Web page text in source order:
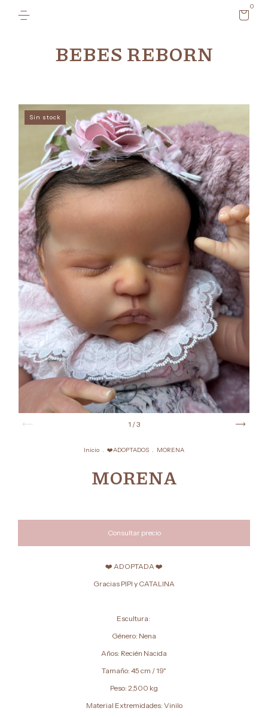
BEBES REBORN
0
Sin stock
1 /3
Inicio . ❤️ADOPTADOS . MORENA
MORENA
❤️ ADOPTADA ❤️
Gracias PIPI y CATALINA
Escultura:
Género: Nena
Años: Recién Nacida
Tamaño: 45 cm / 19"
Peso: 2,500 kg
Material Extremidades: Vinilo